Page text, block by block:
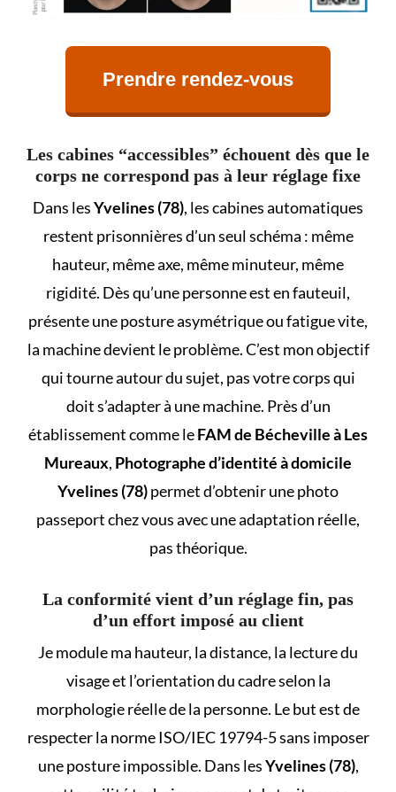
Prendre rendez-vous
Les cabines “accessibles” échouent dès que le
corps ne correspond pas à leur réglage fixe
Dans lesYvelines (78), les cabines automatiques
restent prisonnières d’un seul schéma : même
hauteur, même axe, même minuteur, même
rigidité. Dès qu’une personne est en fauteuil,
présente une posture asymétrique ou fatigue vite,
la machine devient le problème. C’est mon objectif
qui tourne autour du sujet, pas votre corps qui
doit s’adapter à une machine. Près d’un
établissement comme leFAM de Bécheville à Les
Mureaux, Photographe d’identité à domicile
Yvelines (78)permet d’obtenir unephoto
passeport chez vousavec une adaptation réelle,
pas théorique.
La conformité vient d’un réglage fin, pas
d’un effort imposé au client
Je module ma hauteur, la distance, la lecture du
visage et l’orientation du cadre selon la
morphologie réelle de la personne. Le but est de
respecter la norme ISO/IEC 19794-5 sans imposer
une posture impossible. Dans lesYvelines (78),